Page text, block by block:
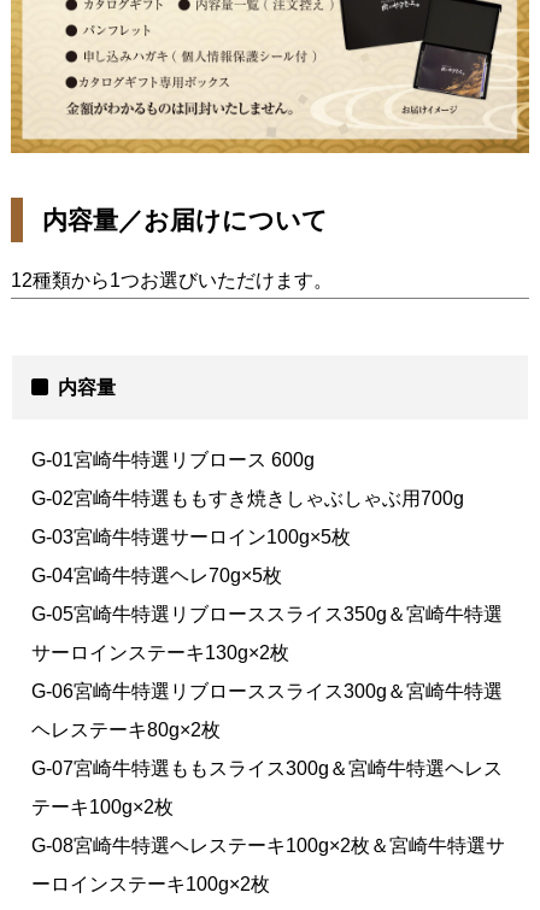
内容量／お届けについて
12種類から1つお選びいただけます。
内容量
G-01宮崎牛特選リブロース 600g
G-02宮崎牛特選ももすき焼きしゃぶしゃぶ用700g
G-03宮崎牛特選サーロイン100g×5枚
G-04宮崎牛特選ヘレ70g×5枚
G-05宮崎牛特選リブローススライス350g＆宮崎牛特選
サーロインステーキ130g×2枚
G-06宮崎牛特選リブローススライス300g＆宮崎牛特選
ヘレステーキ80g×2枚
G-07宮崎牛特選ももスライス300g＆宮崎牛特選ヘレス
テーキ100g×2枚
G-08宮崎牛特選ヘレステーキ100g×2枚＆宮崎牛特選サ
ーロインステーキ100g×2枚